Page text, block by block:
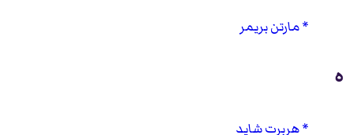
مارتن بريمر
ه
هربرت شايد